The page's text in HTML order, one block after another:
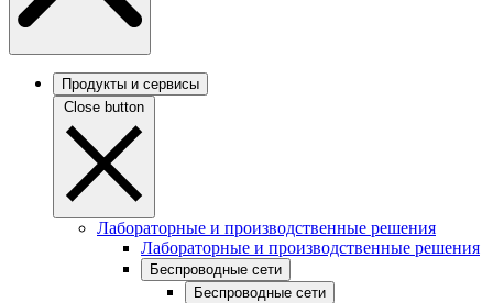
Продукты и сервисы
Close button
Лабораторные и производственные решения
Лабораторные и производственные решения
Беспроводные сети
Беспроводные сети